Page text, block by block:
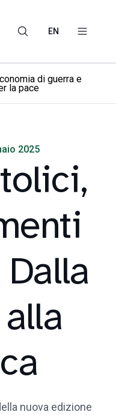
EN
di guerra e
la pace
2025
nuova edizione